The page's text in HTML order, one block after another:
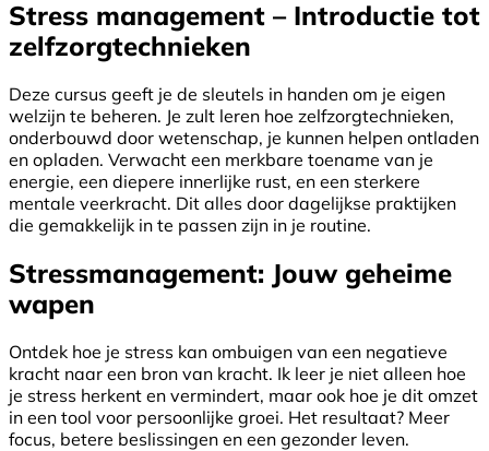
Stress management – Introductie tot
zelfzorgtechnieken
Deze cursus geeft je de sleutels in handen om je eigen
welzijn te beheren. Je zult leren hoe zelfzorgtechnieken,
onderbouwd door wetenschap, je kunnen helpen ontladen
en opladen. Verwacht een merkbare toename van je
energie, een diepere innerlijke rust, en een sterkere
mentale veerkracht. Dit alles door dagelijkse praktijken
die gemakkelijk in te passen zijn in je routine.
Stressmanagement: Jouw geheime
wapen
Ontdek hoe je stress kan ombuigen van een negatieve
kracht naar een bron van kracht. Ik leer je niet alleen hoe
je stress herkent en vermindert, maar ook hoe je dit omzet
in een tool voor persoonlijke groei. Het resultaat? Meer
focus, betere beslissingen en een gezonder leven.